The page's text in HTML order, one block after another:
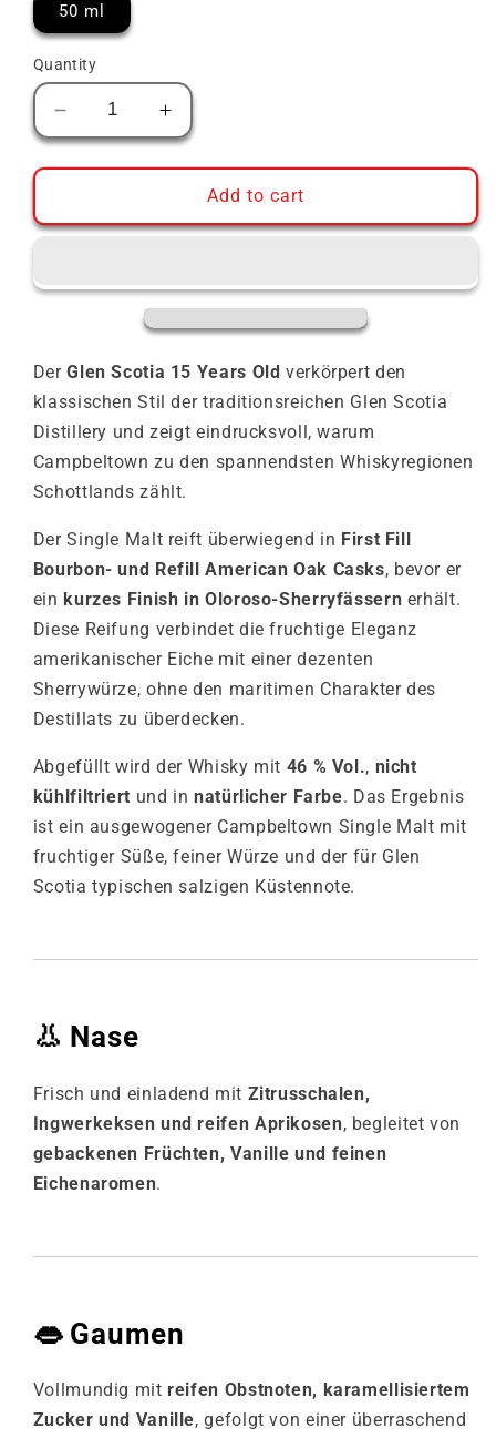
50 ml
Quantity
Decrease
quantity
for
Scotia
Old
Increase
quantity
for
Glen
Scotia
Old
Add to cart
DerGlen Scotia 15 Years Old verkörpert den
klassischen Stil der traditionsreichen Glen Scotia
Distillery und zeigt eindrucksvoll, warum
Campbeltown zu den spannendsten Whiskyregionen
Schottlands zählt.
Der Single Malt reift überwiegend in First Fill
Bourbon- und Refill American Oak Casks, bevor er
ein kurzes Finish in Oloroso-Sherryfässern erhält.
Diese Reifung verbindet die fruchtige Eleganz
amerikanischer Eiche mit einer dezenten
Sherrywürze, ohne den maritimen Charakter des
Destillats zu überdecken.
Abgefüllt wird der Whisky mit 46 % Vol., nicht
kühlfiltriert und in natürlicher Farbe. Das Ergebnis
ist ein ausgewogener Campbeltown Single Malt mit
fruchtiger Süße, feiner Würze und der für Glen
Scotia typischen salzigen Küstennote.
👃 Nase
Frisch und einladend mit Zitrusschalen,
Ingwerkeksen und reifen Aprikosen, begleitet von
gebackenen Früchten, Vanille und feinen
Eichenaromen.
👄 Gaumen
Vollmundig mit reifen Obstnoten, karamellisiertem
Zucker und Vanille, gefolgt von einer überraschend